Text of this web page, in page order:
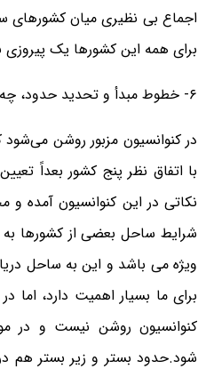
اجماع بی نظیری میان
برای همه این کشورها یک پیروزی
۶- خطوط مبدأ و تحدید حدود، چه زمانی مشخص خواهد شد؟
در کنوانسیون مزبور روشن
با اتفاق نظر پنج کشور بعداً
نکاتی در این کنوانسیون آمده
شرایط ساحل بعضی از کشورها به
ویژه می باشد و این به ساحل
برای ما بسیار اهمیت دارد، اما
کنوانسیون روشن نیست و در
شود.حدود بستر و زیر بستر هم